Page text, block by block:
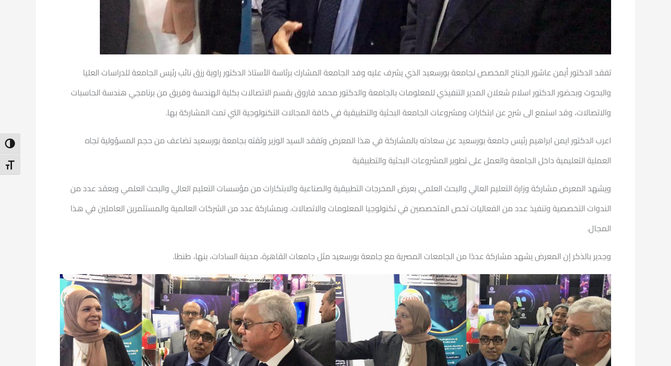
تفقد الدكتور أيمن عاشور الجناح المخصص لجامعة بورسعيد الذي يشرف عليه وفد الجامعة المشارك برئاسة الأستاذ الدكتور راوية رزق نائب رئيس الجامعة للدراسات العليا
والبحوث وبحضور الدكتور اسلام شعلان المدير التنفيذي للمعلومات بالجامعة والدكتور محمد فاروق بقسم الاتصالات بكلية الهندسة وفريق من برنامجي هندسة الحاسبات
والاتصالات، وقد استمع الى شرح عن ابتكارات ومشروعات الجامعة البحثية والتطبيقية في كافة المجالات التكنولوجية التي تمت المشاركة بها.
اعرب الدكتور ايمن ابراهيم رئيس جامعة بورسعيد عن سعادته بالمشاركة في هذا المعرض وتفقد السيد الوزير وثقته بجامعة بورسعيد تضاعف من حجم المسؤولية تجاه
العملية التعليمية داخل الجامعة والعمل على تطوير المشروعات البحثية والتطبيقية
ويشهد المعرض مشاركة وزارة التعليم العالي والبحث العلمي بعرض المخرجات التطبيقية والصناعية والابتكارات من مؤسسات التعليم العالي والبحث العلمي وبعقد عدد من
الندوات التخصصية وتنفيذ عدد من الفعاليات تخص المتخصصين في تكنولوجيا المعلومات والاتصالات. وبمشاركة عدد من الشركات العالمية والمستثمرين العاملين في هذا
المجال.
وجدير بالذكر إن المعرض يشهد مشاركة عددًا من الجامعات المصرية مع جامعة بورسعيد مثل جامعات القاهرة، مدينة السادات، بنها، طنطا.